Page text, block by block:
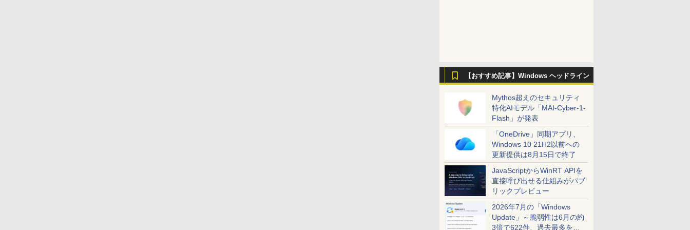
【おすすめ記事】Windows ヘッドライン
Mythos超えのセキュリティ
特化AIモデル「MAI-Cyber-1-
Flash」が発表
「OneDrive」同期アプリ、
Windows 10 21H2以前への
更新提供は8月15日で終了
JavaScriptからWinRT APIを
直接呼び出せる仕組みがパブ
リックプレビュー
2026年7月の「Windows
Update」～脆弱性は6月の約
3倍で622件、過去最多を大